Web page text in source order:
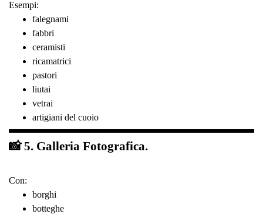
Esempi:
falegnami
fabbri
ceramisti
ricamatrici
pastori
liutai
vetrai
artigiani del cuoio
📸 5. Galleria Fotografica.
Con:
borghi
botteghe